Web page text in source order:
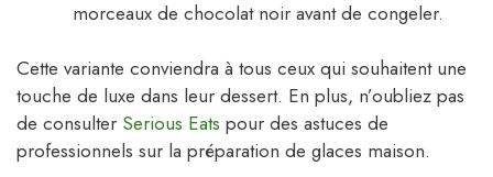
morceaux de chocolat noir avant de congeler.
Cette variante conviendra à tous ceux qui souhaitent une
touche de luxe dans leur dessert. En plus, n’oubliez pas
de consulter Serious Eats pour des astuces de
professionnels sur la préparation de glaces maison.